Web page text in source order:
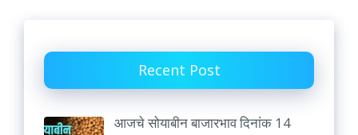
Recent Post
आजचे सोयाबीन बाजारभाव दिनांक 14